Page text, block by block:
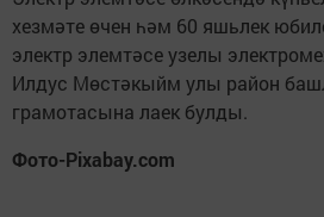
хезмәте өчен һәм 60 яшьлек
электр элемтәсе узелы
Илдус Мөстәкыйм улы район
грамотасына лаек булды.
Фото-Pixabay.com